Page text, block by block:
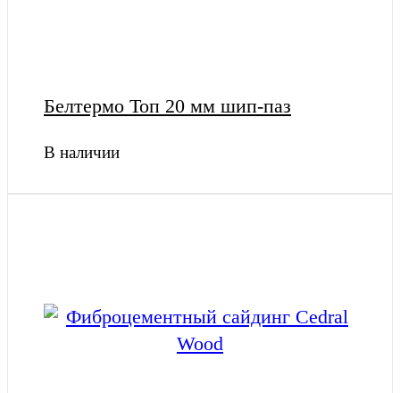
Белтермо Топ 20 мм шип-паз
В наличии